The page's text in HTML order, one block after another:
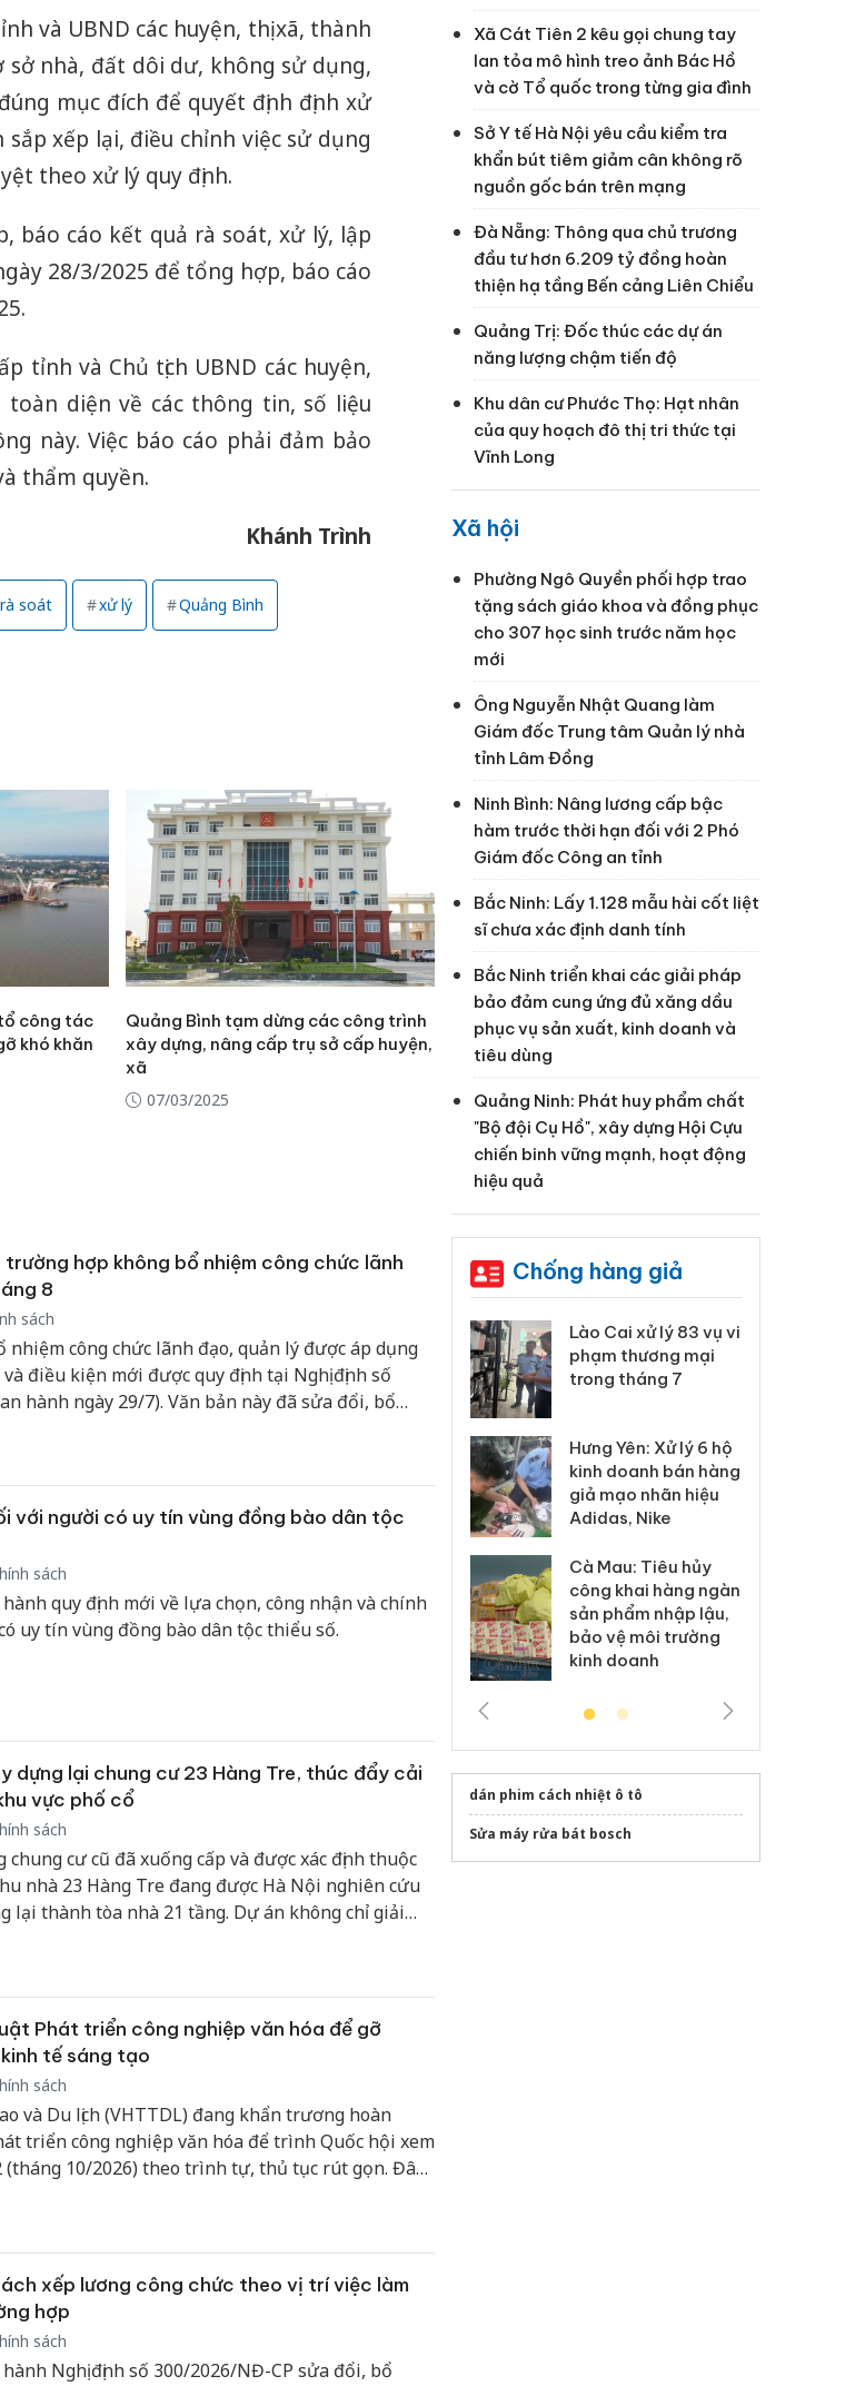
và UBND các huyện, thị xã, thành
nhà, đất dôi dư, không sử dụng,
mục đích để quyết định định xử
xếp lại, điều chỉnh việc sử dụng
theo xử lý quy định.
báo cáo kết quả rà soát, xử lý, lập
28/3/2025 để tổng hợp, báo cáo
tỉnh và Chủ tịch UBND các huyện,
toàn diện về các thông tin, số liệu
này. Việc báo cáo phải đảm bảo
thẩm quyền.
Khánh Trình
rà soát xử lý Quảng Bình
công tác
khó khăn
Quảng Bình tạm dừng các công trình
xây dựng, nâng cấp trụ sở cấp huyện,
xã
07/03/2025
trường hợp không bổ nhiệm công chức lãnh
8
sách
nhiệm công chức lãnh đạo, quản lý được áp dụng
điều kiện mới được quy định tại Nghị định số
hành ngày 29/7). Văn bản này đã sửa đổi, bổ
với người có uy tín vùng đồng bào dân tộc
sách
quy định mới về lựa chọn, công nhận và chính
uy tín vùng đồng bào dân tộc thiểu số.
dựng lại chung cư 23 Hàng Tre, thúc đẩy cải
vực phố cổ
sách
cư cũ đã xuống cấp và được xác định thuộc
nhà 23 Hàng Tre đang được Hà Nội nghiên cứu
lại thành tòa nhà 21 tầng. Dự án không chỉ giải
Phát triển công nghiệp văn hóa để gỡ
tế sáng tạo
sách
và Du lịch (VHTTDL) đang khẩn trương hoàn
triển công nghiệp văn hóa để trình Quốc hội xem
10/2026) theo trình tự, thủ tục rút gọn. Đây
kinh tế.
xếp lương công chức theo vị trí việc làm
hợp
sách
Nghị định số 300/2026/NĐ-CP sửa đổi, bổ
Xã Cát Tiên 2 kêu gọi chung tay
lan tỏa mô hình treo ảnh Bác Hồ
và cờ Tổ quốc trong từng gia đình
Sở Y tế Hà Nội yêu cầu kiểm tra
khẩn bút tiêm giảm cân không rõ
nguồn gốc bán trên mạng
Đà Nẵng: Thông qua chủ trương
đầu tư hơn 6.209 tỷ đồng hoàn
thiện hạ tầng Bến cảng Liên Chiểu
Quảng Trị: Đốc thúc các dự án
năng lượng chậm tiến độ
Khu dân cư Phước Thọ: Hạt nhân
của quy hoạch đô thị tri thức tại
Vĩnh Long
Xã hội
Phường Ngô Quyền phối hợp trao
tặng sách giáo khoa và đồng phục
cho 307 học sinh trước năm học
mới
Ông Nguyễn Nhật Quang làm
Giám đốc Trung tâm Quản lý nhà
tỉnh Lâm Đồng
Ninh Bình: Nâng lương cấp bậc
hàm trước thời hạn đối với 2 Phó
Giám đốc Công an tỉnh
Bắc Ninh: Lấy 1.128 mẫu hài cốt liệt
sĩ chưa xác định danh tính
Bắc Ninh triển khai các giải pháp
bảo đảm cung ứng đủ xăng dầu
phục vụ sản xuất, kinh doanh và
tiêu dùng
Quảng Ninh: Phát huy phẩm chất
"Bộ đội Cụ Hồ", xây dựng Hội Cựu
chiến binh vững mạnh, hoạt động
hiệu quả
Chống hàng giả
tìm bị hại trong vụ
án sản xuất, buôn
bán yến sào giả
Moyuum giả
chủ mưu đường dây
bán hàng giả tại Phú
Quốc ra đầu thú
Lào Cai xử lý 83 vụ vi
phạm thương mại
trong tháng 7
Hưng Yên: Xử lý 6 hộ
kinh doanh bán hàng
giả mạo nhãn hiệu
Adidas, Nike
Cà Mau: Tiêu hủy
công khai hàng ngàn
sản phẩm nhập lậu,
bảo vệ môi trường
kinh doanh
dán phim cách nhiệt ô tô
Sửa máy rửa bát bosch